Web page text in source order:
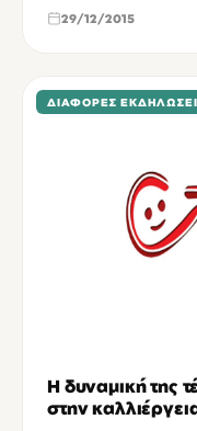
29/12/2015
ΔΙΆΦΟΡΕΣ
Η δυναμική της
στην